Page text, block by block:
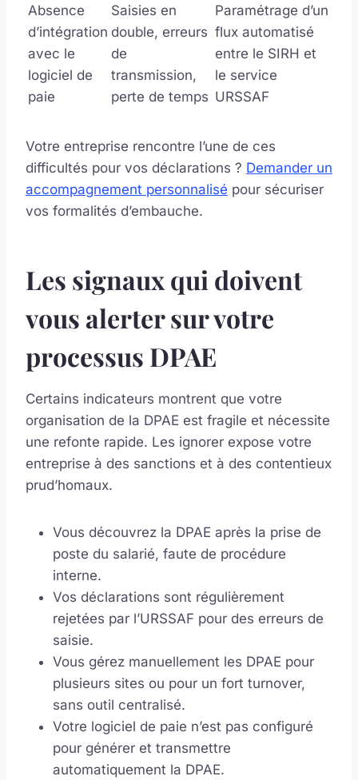
Absence
d’intégration
avec le
logiciel de
paie
Saisies en
double, erreurs
de
transmission,
perte de temps
Paramétrage d’un
flux automatisé
entre le SIRH et
le service
URSSAF
Votre entreprise rencontre l’une de ces
difficultés pour vos déclarations ? Demander un
accompagnement personnalisé pour sécuriser
vos formalités d’embauche.
Les signaux qui doivent
vous alerter sur votre
processus DPAE
Certains indicateurs montrent que votre
organisation de la DPAE est fragile et nécessite
une refonte rapide. Les ignorer expose votre
entreprise à des sanctions et à des contentieux
prud’homaux.
Vous découvrez la DPAE après la prise de
poste du salarié, faute de procédure
interne.
Vos déclarations sont régulièrement
rejetées par l’URSSAF pour des erreurs de
saisie.
Vous gérez manuellement les DPAE pour
plusieurs sites ou pour un fort turnover,
sans outil centralisé.
Votre logiciel de paie n’est pas configuré
pour générer et transmettre
automatiquement la DPAE.